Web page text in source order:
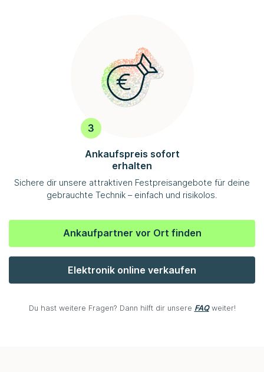
Ankaufspreis sofort
erhalten
Sichere dir unsere attraktiven Festpreisangebote für deine
gebrauchte Technik – einfach und risikolos.
Ankaufpartner vor Ort finden
Elektronik online verkaufen
Du hast weitere Fragen? Dann hilft dir unsere FAQweiter!